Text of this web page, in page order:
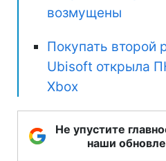
возмущены
Покупать второй
Ubisoft открыла
Xbox
Не упустите
наши